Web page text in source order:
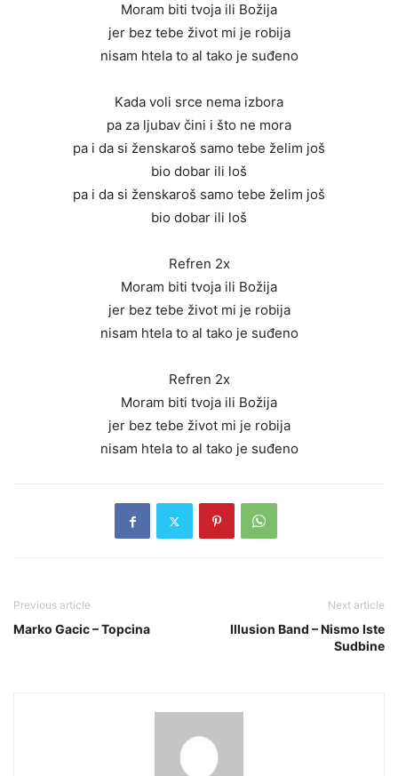
Moram biti tvoja ili Božija
jer bez tebe život mi je robija
nisam htela to al tako je suđeno
Kada voli srce nema izbora
pa za ljubav čini i što ne mora
pa i da si ženskaroš samo tebe želim još
bio dobar ili loš
pa i da si ženskaroš samo tebe želim još
bio dobar ili loš
Refren 2x
Moram biti tvoja ili Božija
jer bez tebe život mi je robija
nisam htela to al tako je suđeno
Refren 2x
Moram biti tvoja ili Božija
jer bez tebe život mi je robija
nisam htela to al tako je suđeno
Previous article
Marko Gacic – Topcina
Next article
Illusion Band – Nismo Iste
Sudbine